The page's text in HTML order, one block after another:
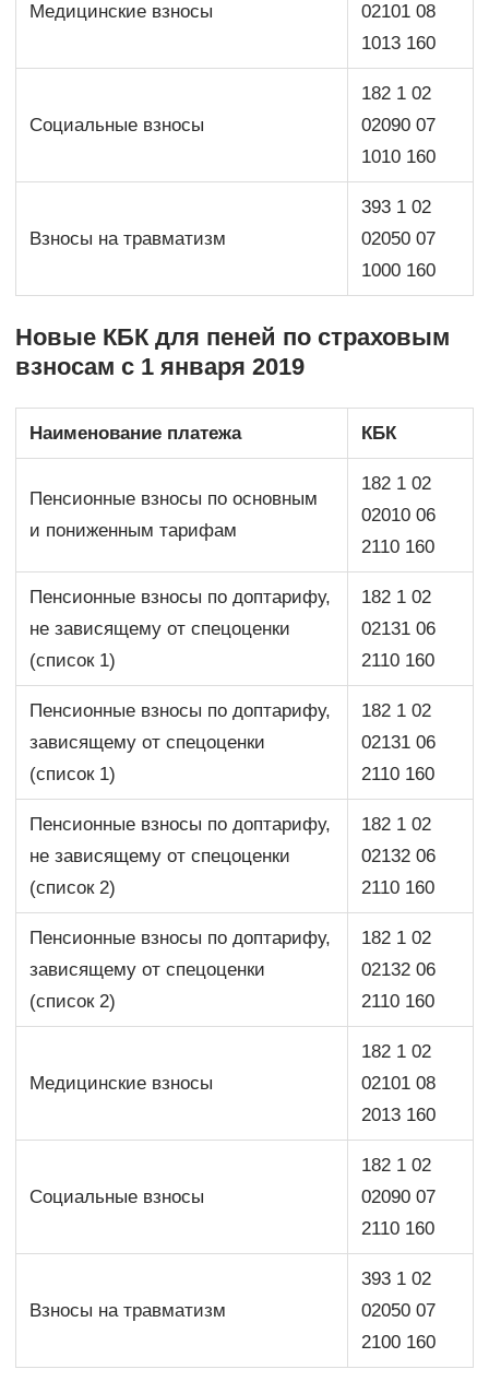
Медицинские взносы
02101 08
1013 160
Социальные взносы
182 1 02
02090 07
1010 160
Взносы на травматизм
393 1 02
02050 07
1000 160
Новые КБК для пеней по страховым
взносам с 1 января 2019
Наименование платежа КБК
Пенсионные взносы по основным
и пониженным тарифам
182 1 02
02010 06
2110 160
Пенсионные взносы по доптарифу,
не зависящему от спецоценки
(список 1)
182 1 02
02131 06
2110 160
Пенсионные взносы по доптарифу,
зависящему от спецоценки
(список 1)
182 1 02
02131 06
2110 160
Пенсионные взносы по доптарифу,
не зависящему от спецоценки
(список 2)
182 1 02
02132 06
2110 160
Пенсионные взносы по доптарифу,
зависящему от спецоценки
(список 2)
182 1 02
02132 06
2110 160
Медицинские взносы
182 1 02
02101 08
2013 160
Социальные взносы
182 1 02
02090 07
2110 160
Взносы на травматизм
393 1 02
02050 07
2100 160